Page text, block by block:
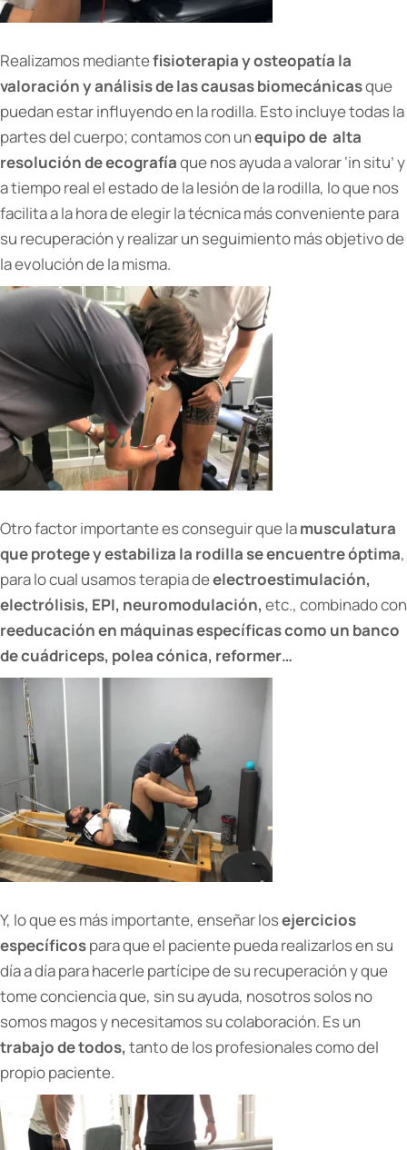
Realizamos mediantefisioterapia y osteopatía la
valoración y análisis de las causas biomecánicasque
puedan estar influyendo en la rodilla. Esto incluye todas la
partes del cuerpo; contamos con unequipo de alta
resolución de ecografíaque nos ayuda a valorar ‘in situ’ y
a tiempo real el estado de la lesión de la rodilla, lo que nos
facilita a la hora de elegir la técnica más conveniente para
su recuperación y realizar un seguimiento más objetivo de
la evolución de la misma.
Otro factor importante es conseguir que lamusculatura
que protege y estabiliza la rodilla se encuentre óptima,
para lo cual usamos terapia deelectroestimulación,
electrólisis, EPI, neuromodulación, etc., combinado con
reeducación en máquinas específicas como un banco
de cuádriceps, polea cónica, reformer…
Y, lo que es más importante, enseñar losejercicios
específicospara que el paciente pueda realizarlos en su
día a día para hacerle partícipe de su recuperación y que
tome conciencia que, sin su ayuda, nosotros solos no
somos magos y necesitamos su colaboración. Es un
trabajo de todos, tanto de los profesionales como del
propio paciente.